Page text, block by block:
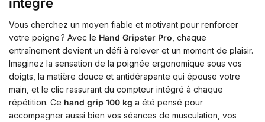
Vous cherchez un moyen fiable et motivant pour renforcer
votre poigne ? Avec le Hand Gripster Pro , chaque
entraînement devient un défi à relever et un moment de plaisir.
Imaginez la sensation de la poignée ergonomique sous vos
doigts, la matière douce et antidérapante qui épouse votre
main, et le clic rassurant du compteur intégré à chaque
répétition. Ce hand grip 100 kg a été pensé pour
accompagner aussi bien vos séances de musculation, vos